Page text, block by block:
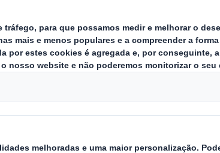
Embalagem de alta resistência para
outros produtos químicos